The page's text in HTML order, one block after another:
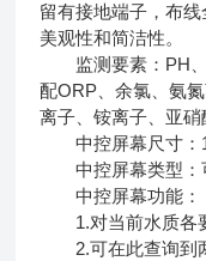
留有接地端子，布
美观性和简洁性。
监测要素：PH、
配ORP、余氯、氨
离子、铵离子、亚
中控屏幕尺寸：
中控屏幕类型：
中控屏幕功能：
1.对当前水质各要
2.可在此查询到两